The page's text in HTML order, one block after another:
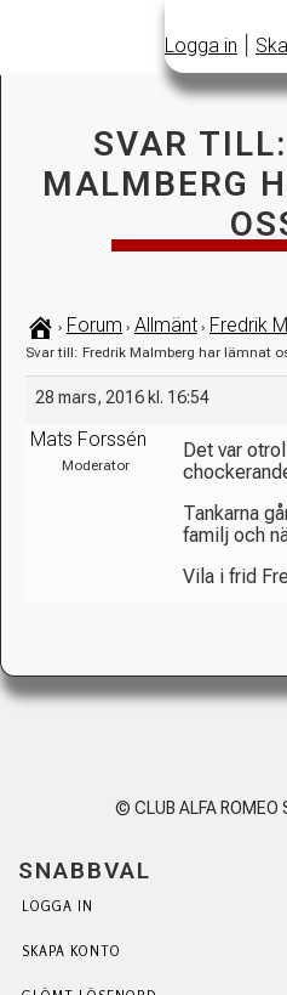
Logga in
SVAR
MALMBERG
› Forum › Allmänt › Fredrik
Svar till: Fredrik Malmberg har lämnat
28 mars, 2016 kl. 16:54
Mats Forssén
Moderator
Det var
Tankarna
familj och
Vila i frid
© CLUB ALFA
SNABBVAL
LOGGA IN
SKAPA KONTO